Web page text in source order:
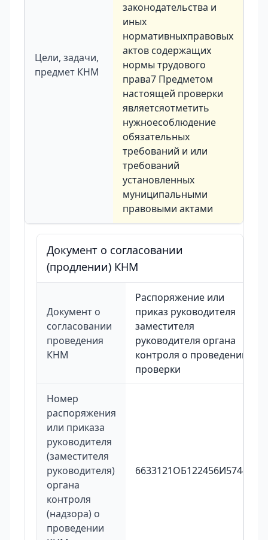
Цели, задачи,
предмет КНМ
законодательства и
иных
нормативныхправовых
актов содержащих
нормы трудового
права7 Предметом
настоящей проверки
являетсяотметить
нужноесоблюдение
обязательных
требований и или
требований
установленных
муниципальными
правовыми актами
Документ о согласовании
(продлении) КНМ
Документ о
согласовании
проведения
КНМ
Распоряжение или
приказ руководителя
заместителя
руководителя органа
контроля о проведении
проверки
Номер
распоряжения
или приказа
руководителя
(заместителя
руководителя)
органа
контроля
(надзора) о
проведении
6633121ОБ122456И5744